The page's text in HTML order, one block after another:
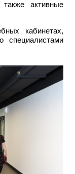
активные
кабинетах,
специалистами